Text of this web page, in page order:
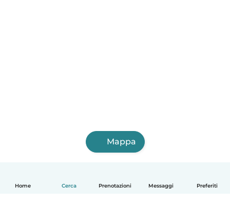
Home Cerca Prenotazioni Messaggi Preferiti
Mappa